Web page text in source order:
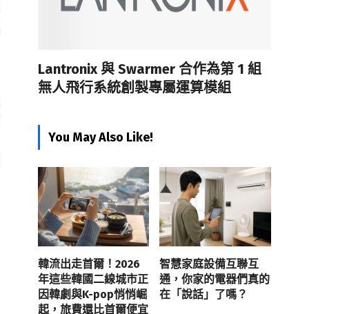
Lantronix 與 Swarmer 合作為第 1 組
無人飛行系統創製專屬運算模組
You May Also Like!
韓流出走首爾！2026
年這些韓國二線城市正
因韓劇與K-pop悄悄崛
起，旅費還比首爾便宜
智慧家庭設備互聯互
通，你家的電器們真的
在「說話」了嗎？